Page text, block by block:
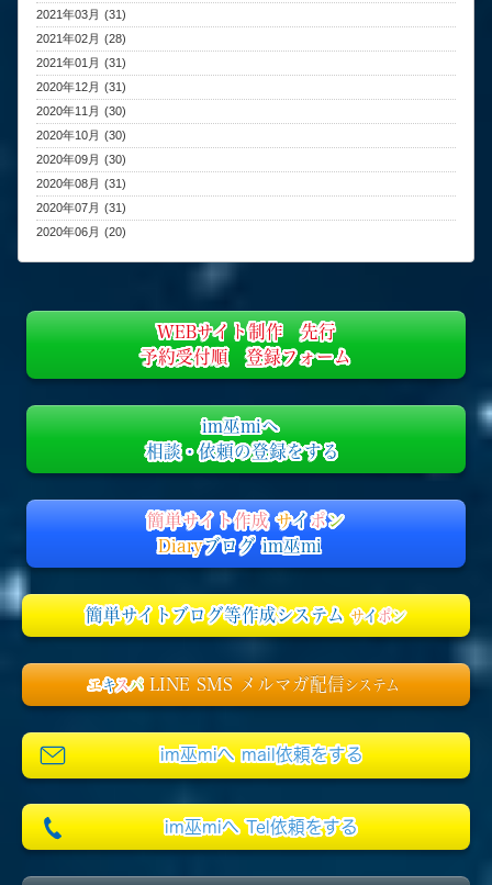
2021年03月 (31)
2021年02月 (28)
2021年01月 (31)
2020年12月 (31)
2020年11月 (30)
2020年10月 (30)
2020年09月 (30)
2020年08月 (31)
2020年07月 (31)
2020年06月 (20)
WEBサイト制作 先行
予約受付順 登録フォーム
im巫miへ
相談・依頼の登録をする
簡単サイト作成サイポン
Diaryブログ im巫mi
簡単サイトブログ等作成システム サイポン
エキスパ LINE SMS メルマガ配信システム
im巫miへ mail依頼をする
im巫miへ Tel依頼をする